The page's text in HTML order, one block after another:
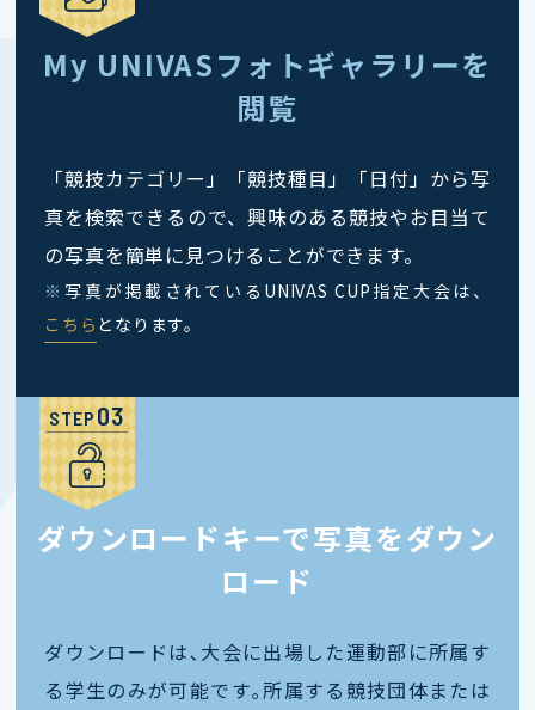
My UNIVASフォトギャラリーを
閲覧
「競技カテゴリー」「競技種目」「日付」から写
真を検索できるので、興味のある競技やお目当て
の写真を簡単に見つけることができます。
※ 写真が掲載されているUNIVAS CUP指定大会は、
こちら となります。
STEP
ダウンロードキーで写真をダウン
ロード
ダウンロードは､大会に出場した運動部に所属す
る学生のみが可能です｡所属する競技団体または